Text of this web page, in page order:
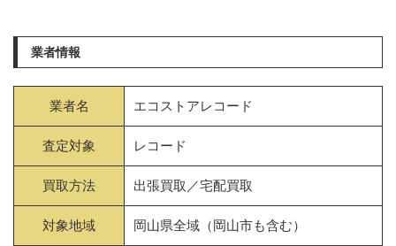
業者情報
業者名 エコストアレコード
査定対象 レコード
買取方法 出張買取／宅配買取
対象地域 岡山県全域（岡山市も含む）